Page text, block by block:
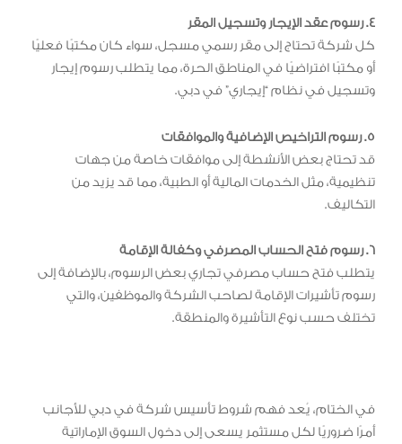
4. رسوم عقد الإيجار وتسجيل المقر
كل شركة تحتاج إلى مقر رسمي مسجل، سواء كان مكتبًا فعليًا
أو مكتبًا افتراضيًا في المناطق الحرة، مما يتطلب رسوم إيجار
وتسجيل في نظام “إيجاري” في دبي.
5. رسوم التراخيص الإضافية والموافقات
قد تحتاج بعض الأنشطة إلى موافقات خاصة من جهات
تنظيمية، مثل الخدمات المالية أو الطبية، مما قد يزيد من
التكاليف.
6. رسوم فتح الحساب المصرفي وكفالة الإقامة
يتطلب فتح حساب مصرفي تجاري بعض الرسوم، بالإضافة إلى
رسوم تأشيرات الإقامة لصاحب الشركة والموظفين، والتي
تختلف حسب نوع التأشيرة والمنطقة.
في الختام، يُعد فهم شروط تأسيس شركة في دبي للأجانب
أمرًا ضروريًا لكل مستثمر يسعى إلى دخول السوق الإماراتية